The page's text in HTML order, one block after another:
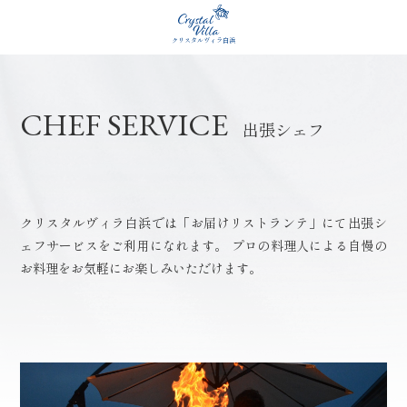
クリスタルヴィラ白浜
CHEF SERVICE 出張シェフ
クリスタルヴィラ白浜では 「お届けリストランテ」にて 出張シ
ェフサービスをご利用になれます。
プロの料理人による自慢の
お料理をお気軽にお楽しみいただけます。